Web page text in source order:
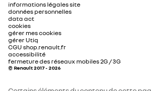
informations légales site
données personnelles
data act
cookies
gérer mes cookies
gérer Utiq
CGU shop.renault.fr
accessibilité
fermeture des réseaux mobiles 2G / 3G
© Renault 2017 - 2026